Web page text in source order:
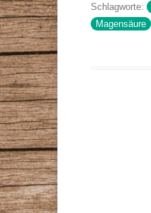
Schlagworte:
Magensäure